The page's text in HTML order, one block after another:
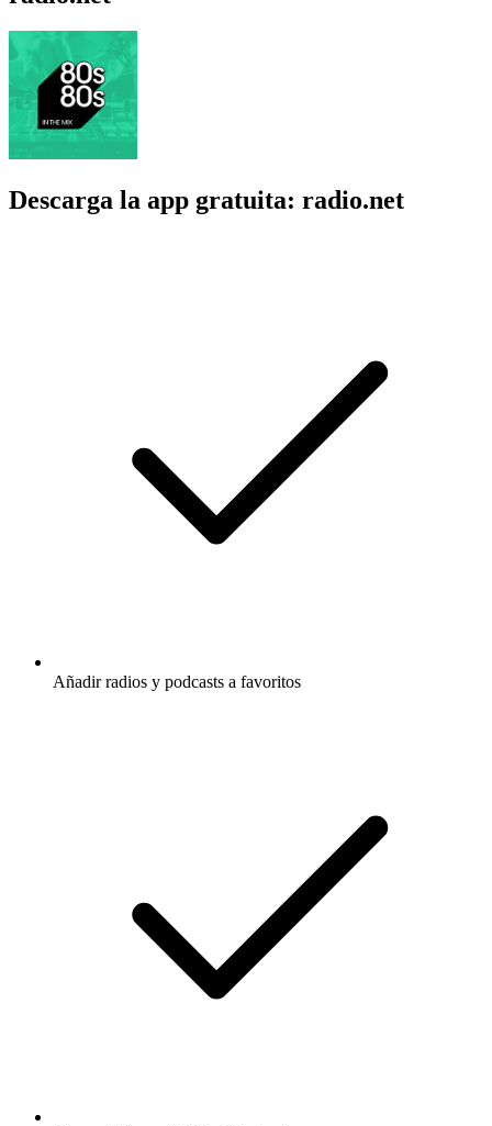
Descarga la app gratuita: radio.net
Añadir radios y podcasts a favoritos